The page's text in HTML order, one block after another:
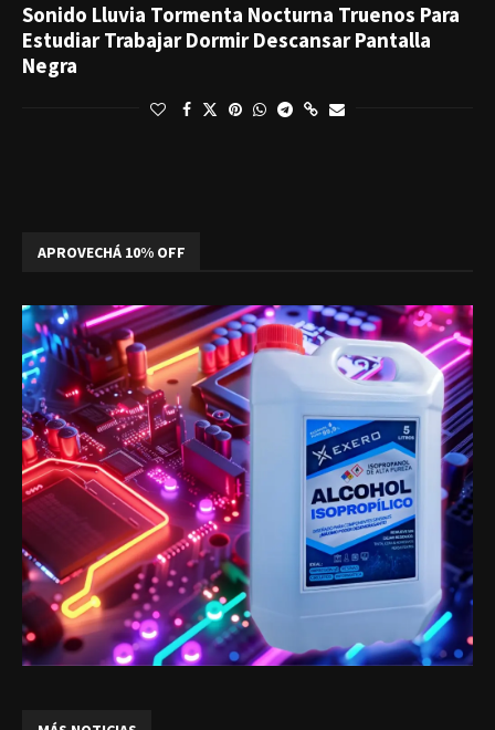
Sonido Lluvia Tormenta Nocturna Truenos Para
Estudiar Trabajar Dormir Descansar Pantalla
Negra
APROVECHÁ 10% OFF